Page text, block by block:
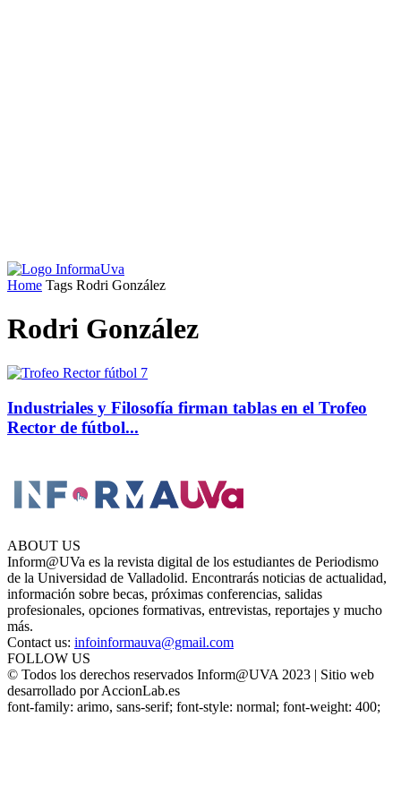
Home Tags Rodri González
Rodri González
Industriales y Filosofía firman tablas en el Trofeo
Rector de fútbol...
ABOUT US
Inform@UVa es la revista digital de los estudiantes de Periodismo
de la Universidad de Valladolid. Encontrarás noticias de actualidad,
información sobre becas, próximas conferencias, salidas
profesionales, opciones formativas, entrevistas, reportajes y mucho
más.
Contact us: infoinformauva@gmail.com
FOLLOW US
© Todos los derechos reservados Inform@UVA 2023 | Sitio web
desarrollado por AccionLab.es
font-family: arimo, sans-serif; font-style: normal; font-weight: 400;